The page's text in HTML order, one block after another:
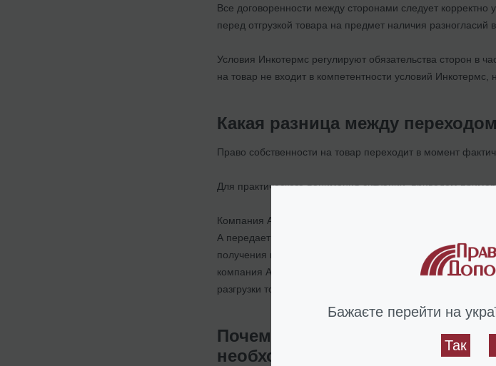
Все договоренности между сторонами следует
перед отгрузкой товара на предмет наличия
Условия Инкотермс регулируют обязательства сторон в
на товар не входит в компетентности условий
Какая разница между
Право собственности на товар переходит в момент
Для практического понимания ситуации, приведем
Компания А (Латвия) заключила контракт на продажу
А передает риски на товар в момент разгрузки товара в
получения продукции на украинский склад компании В.
компания А не обязана возмещать ущерб компании В,
разгрузки товара в аэропорту Риги (вне зависимости от
Почему в бухгалтерском и
необходимо внимательно
Бажаєте перейти на
Так